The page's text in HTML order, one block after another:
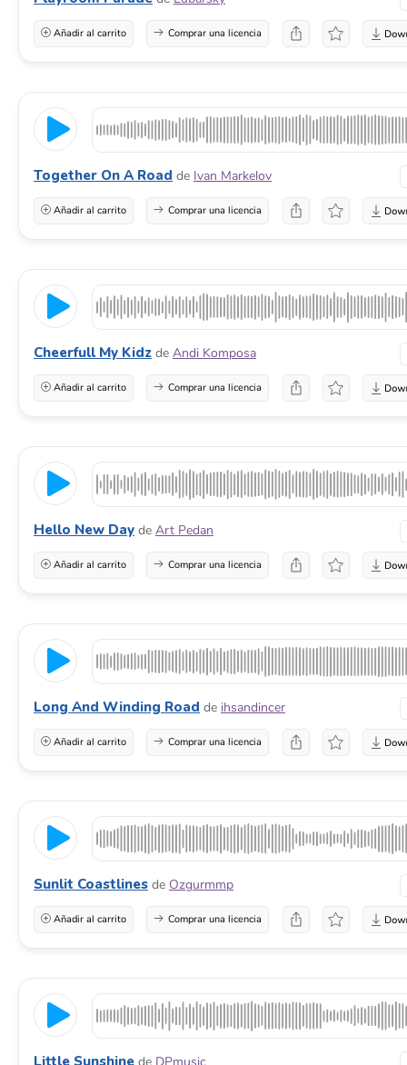
Añadir al carrito Comprar una licencia
Together On A Road de Ivan Markelov
Añadir al carrito Comprar una licencia
Cheerfull My Kidz de Andi Komposa
Añadir al carrito Comprar una licencia
Hello New Day de Art Pedan
Añadir al carrito Comprar una licencia
Long And Winding Road de ihsandincer
Añadir al carrito Comprar una licencia
Sunlit Coastlines de Ozgurmmp
Añadir al carrito Comprar una licencia
Little Sunshine de DPmusic